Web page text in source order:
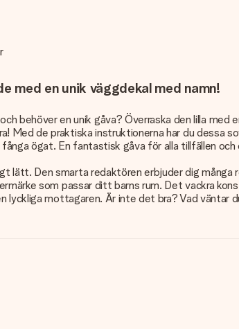
med en unik väggdekal med namn!
behöver en unik gåva? Överraska den lilla
Med de praktiska instruktionerna har du dessa
ögat. En fantastisk gåva för alla tillfällen
lätt. Den smarta redaktören erbjuder dig
som passar ditt barns rum. Det vackra
lyckliga mottagaren. Är inte det bra? Vad väntar